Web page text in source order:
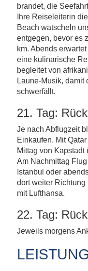
brandet, die
Ihre Reiseleiterin
Beach watscheln
entgegen, bevor es
km. Abends
eine kulinarische
begleitet von
Laune-Musik, damit
schwerfällt.
21. Tag:
Je nach Abflugzeit
Einkaufen. Mit
Mittag von
Am Nachmittag
Istanbul oder
dort weiter
mit Lufthansa.
22. Tag:
Jeweils morgens